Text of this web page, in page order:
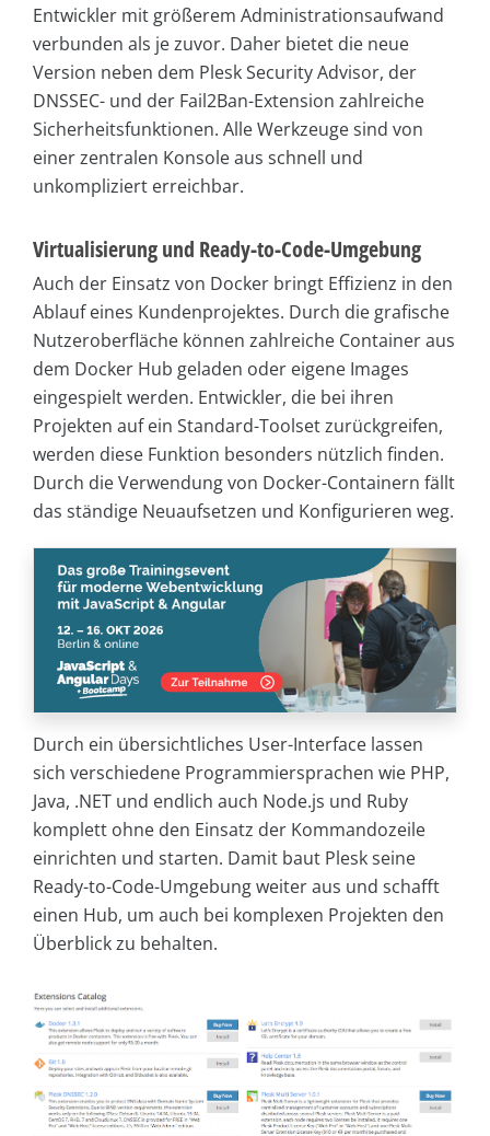
Entwickler mit größerem Administrationsaufwand
verbunden als je zuvor. Daher bietet die neue
Version neben dem Plesk Security Advisor, der
DNSSEC- und der Fail2Ban-Extension zahlreiche
Sicherheitsfunktionen. Alle Werkzeuge sind von
einer zentralen Konsole aus schnell und
unkompliziert erreichbar.
Virtualisierung und Ready-to-Code-Umgebung
Auch der Einsatz von Docker bringt Effizienz in den
Ablauf eines Kundenprojektes. Durch die grafische
Nutzeroberfläche können zahlreiche Container aus
dem Docker Hub geladen oder eigene Images
eingespielt werden. Entwickler, die bei ihren
Projekten auf ein Standard-Toolset zurückgreifen,
werden diese Funktion besonders nützlich finden.
Durch die Verwendung von Docker-Containern fällt
das ständige Neuaufsetzen und Konfigurieren weg.
Durch ein übersichtliches User-Interface lassen
sich verschiedene Programmiersprachen wie PHP,
Java, .NET und endlich auch Node.js und Ruby
komplett ohne den Einsatz der Kommandozeile
einrichten und starten. Damit baut Plesk seine
Ready-to-Code-Umgebung weiter aus und schafft
einen Hub, um auch bei komplexen Projekten den
Überblick zu behalten.